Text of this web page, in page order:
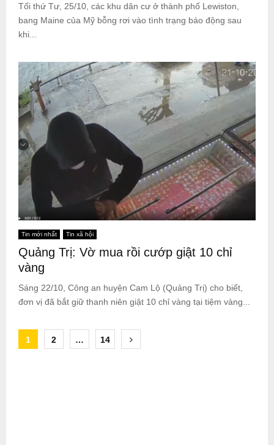
Tối thứ Tư, 25/10, các khu dân cư ở thành phố Lewiston,
bang Maine của Mỹ bỗng rơi vào tình trạng báo động sau
khi...
Tin mới nhất Tin xã hội
Quảng Trị: Vờ mua rồi cướp giật 10 chỉ
vàng
Sáng 22/10, Công an huyện Cam Lộ (Quảng Trị) cho biết,
đơn vị đã bắt giữ thanh niên giật 10 chỉ vàng tại tiệm vàng...
Posts
1 2 … 14